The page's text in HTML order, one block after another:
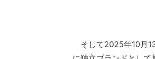
そして2025年10月